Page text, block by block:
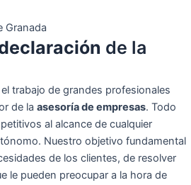
de la
trabajo de grandes profesionales
de la asesoría de empresas. Todo
al alcance de cualquier
Nuestro objetivo fundamental
de los clientes, de resolver
le pueden preocupar a la hora de